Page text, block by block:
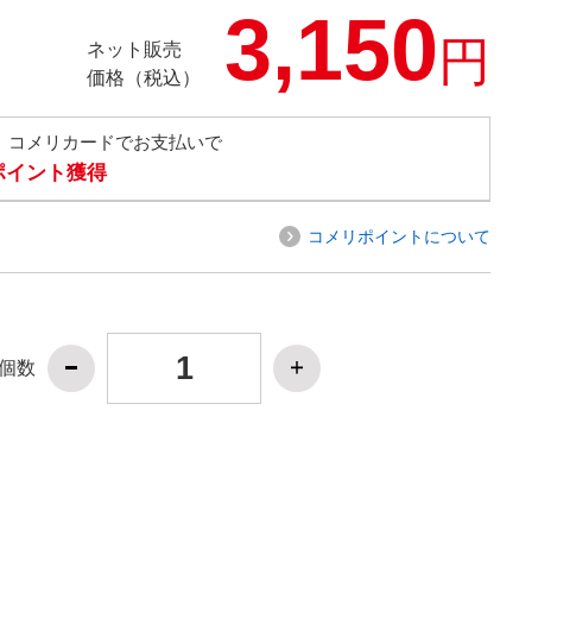
ネット販売
価格（税込）
3,150円
コメリカードでお支払いで
イント獲得
コメリポイントについて
数